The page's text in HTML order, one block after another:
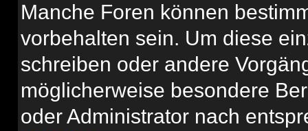
Manche Foren können
vorbehalten sein. Um diese
schreiben oder andere
möglicherweise besondere
oder Administrator nach